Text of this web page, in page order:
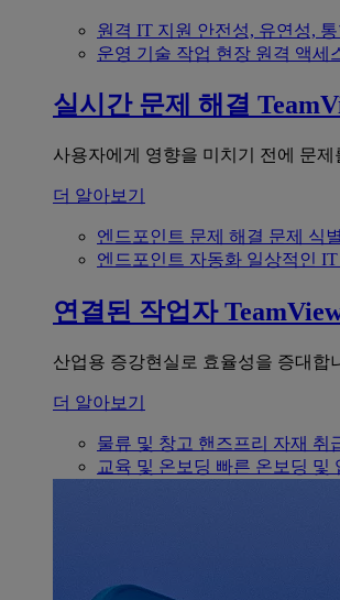
원격 IT 지원 안전성, 유연성,
운영 기술 작업 현장 원격 액세
실시간 문제 해결
사용자에게 영향을 미치기 전에 문제
더 알아보기
엔드포인트 문제 해결 문제 식
엔드포인트 자동화 일상적인
연결된 작업자
산업용 증강현실로 효율성을 증대합
더 알아보기
물류 및 창고 핸즈프리 자재 취
교육 및 온보딩 빠른 온보딩 및